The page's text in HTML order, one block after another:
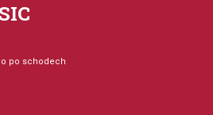
po schodech